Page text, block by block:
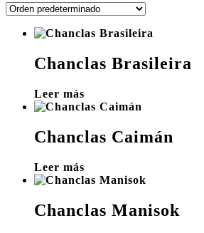
Chanclas Brasileira
Leer más
Chanclas Caimán
Leer más
Chanclas Manisok